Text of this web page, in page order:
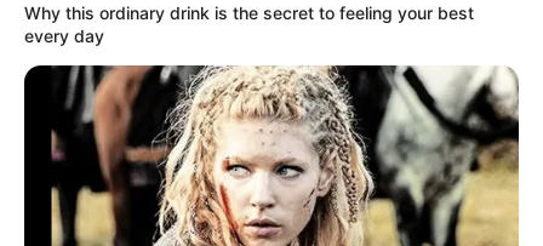
Why this ordinary drink is the secret to feeling your best
every day